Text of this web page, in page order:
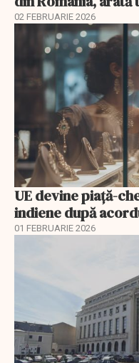
02 FEBRUARIE 2026
UE devine piață-
indiene după
01 FEBRUARIE 2026